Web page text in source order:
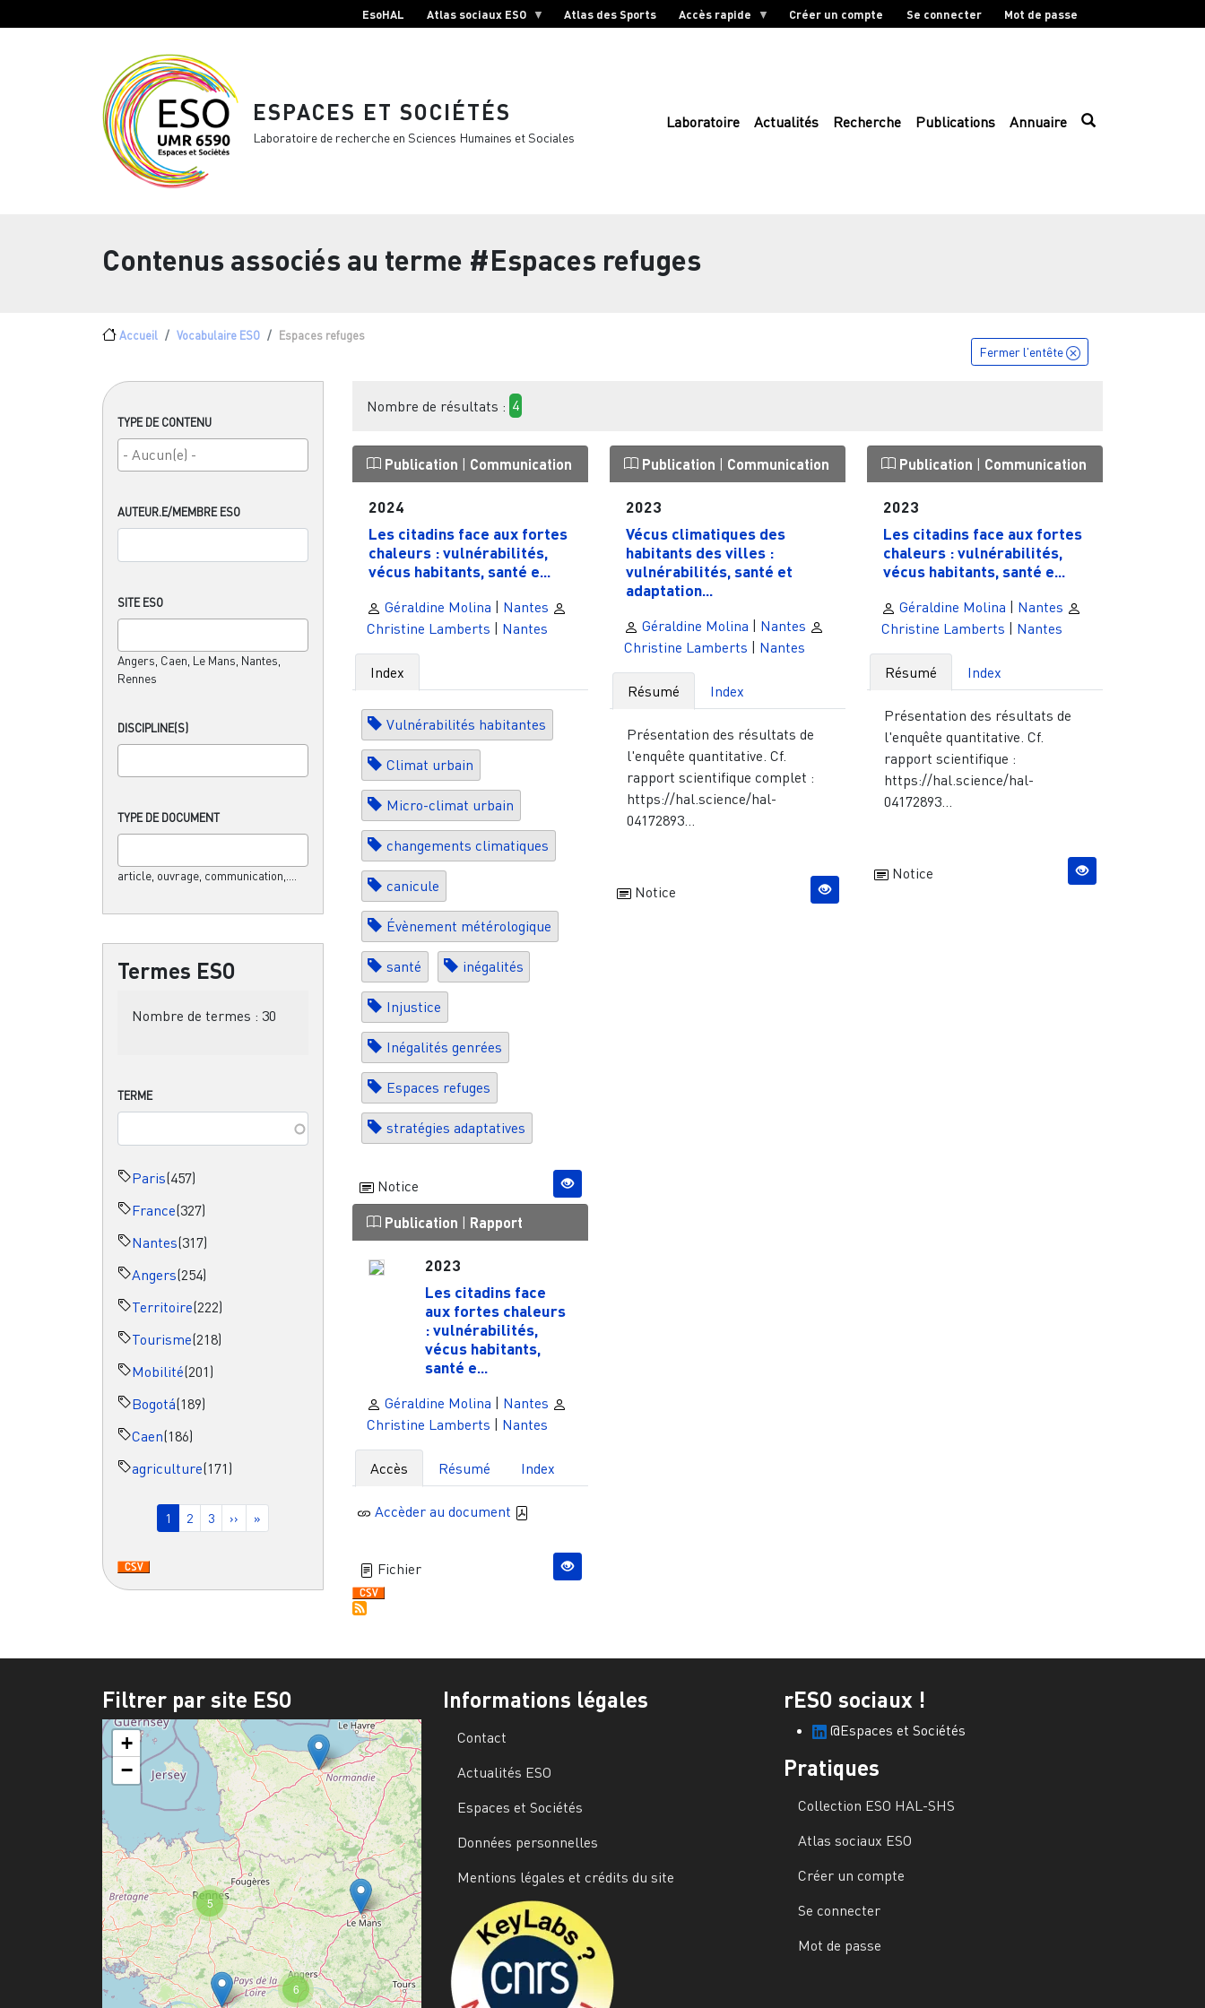
EsoHAL Atlas sociaux ESO Atlas des Sports Accès rapide Créer un compte Se connecter Mot de passe
ESPACES ET SOCIÉTÉS
Laboratoire de recherche en Sciences Humaines et Sociales
Laboratoire Actualités Recherche Publications Annuaire
Contenus associés au terme #Espaces refuges
Fil d'Ariane
Accueil Vocabulaire ESO Espaces refuges
TYPE DE CONTENU
AUTEUR.E/MEMBRE ESO
SITE ESO
Angers, Caen, Le Mans, Nantes,
Rennes
DISCIPLINE(S)
TYPE DE DOCUMENT
article, ouvrage, communication,....
Termes ESO
Nombre de termes : 30
TERME
Paris(457)
France(327)
Nantes(317)
Angers(254)
Territoire(222)
Tourisme(218)
Mobilité(201)
Bogotá(189)
Caen(186)
agriculture(171)
Pagination
Page courante
1 Page
2 Page
3 Page suivante
›› Dernière page
»
Fermer l'entête
Nombre de résultats : 4
Publication | Communication
2024
Les citadins face aux fortes
chaleurs : vulnérabilités,
vécus habitants, santé e...
Géraldine Molina | Nantes
Christine Lamberts | Nantes
Index
Vulnérabilités habitantes
Climat urbain
Micro-climat urbain
changements climatiques
canicule
Évènement métérologique
santé inégalités
Injustice
Inégalités genrées
Espaces refuges
stratégies adaptatives
Notice
Publication | Communication
2023
Vécus climatiques des
habitants des villes :
vulnérabilités, santé et
adaptation...
Géraldine Molina | Nantes
Christine Lamberts | Nantes
Résumé Index
Présentation des résultats de
l'enquête quantitative. Cf.
rapport scientifique complet :
https://hal.science/hal-
04172893...
Notice
Publication | Communication
2023
Les citadins face aux fortes
chaleurs : vulnérabilités,
vécus habitants, santé e...
Géraldine Molina | Nantes
Christine Lamberts | Nantes
Résumé Index
Présentation des résultats de
l'enquête quantitative. Cf.
rapport scientifique :
https://hal.science/hal-
04172893...
Notice
Publication | Rapport
2023
Les citadins face
aux fortes chaleurs
: vulnérabilités,
vécus habitants,
santé e...
Géraldine Molina | Nantes
Christine Lamberts | Nantes
Accès Résumé Index
Accèder au document
Fichier
Filtrer par site ESO
6
5
+
−
Informations légales
Contact
Actualités ESO
Espaces et Sociétés
Données personnelles
Mentions légales et crédits du site
rESO sociaux !
@Espaces et Sociétés
Pratiques
Collection ESO HAL-SHS
Atlas sociaux ESO
Créer un compte
Se connecter
Mot de passe